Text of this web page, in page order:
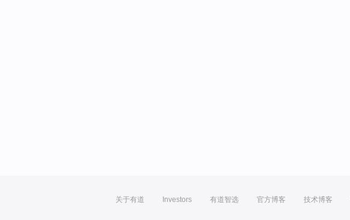
关于有道 Investors 有道智选 官方博客 技术博客